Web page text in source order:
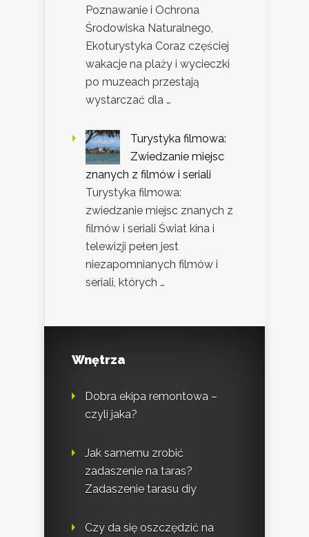
Poznawanie i Ochrona
Środowiska Naturalnego,
Ekoturystyka Coraz częściej
wakacje na plaży i wycieczki
po muzeach przestają
wystarczać dla …
Turystyka filmowa:
Zwiedzanie miejsc
znanych z filmów i seriali
Turystyka filmowa:
zwiedzanie miejsc znanych z
filmów i seriali Świat kina i
telewizji pełen jest
niezapomnianych filmów i
seriali, których …
Wnętrza
Dobra ekipa remontowa –
czyli jaka?
Jak samemu zrobić
zadaszenie na taras?
Zadaszenie tarasu diy
Czy da się oszczędzić na